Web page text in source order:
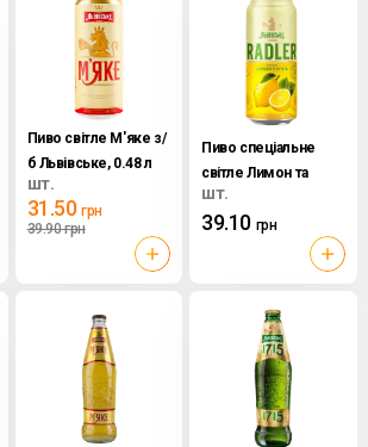
Пиво світле М'яке з/
б Львівське, 0.48 л
шт.
31.50 грн
39.90грн
Пиво спеціальне
світле Лимон та
м'ята Radler з/б
Львівське, 0.48 л
шт.
39.10 грн